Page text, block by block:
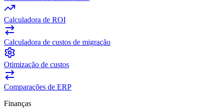
Calculadora de ROI
Calculadora de custos de migração
Otimização de custos
Comparações de ERP
Finanças